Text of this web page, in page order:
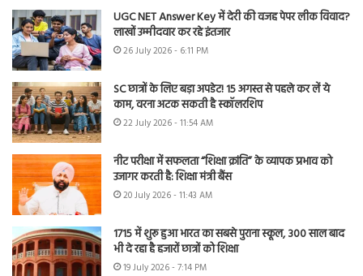
UGC NET Answer Key में देरी की वजह पेपर लीक विवाद?
लाखों उम्मीदवार कर रहे इंतजार
26 July 2026 - 6:11 PM
SC छात्रों के लिए बड़ा अपडेट! 15 अगस्त से पहले कर लें ये
काम, वरना अटक सकती है स्कॉलरशिप
22 July 2026 - 11:54 AM
नीट परीक्षा में सफलता “शिक्षा क्रांति” के व्यापक प्रभाव को
उजागर करती है: शिक्षा मंत्री बैंस
20 July 2026 - 11:43 AM
1715 में शुरू हुआ भारत का सबसे पुराना स्कूल, 300 साल बाद
भी दे रहा है हजारों छात्रों को शिक्षा
19 July 2026 - 7:14 PM